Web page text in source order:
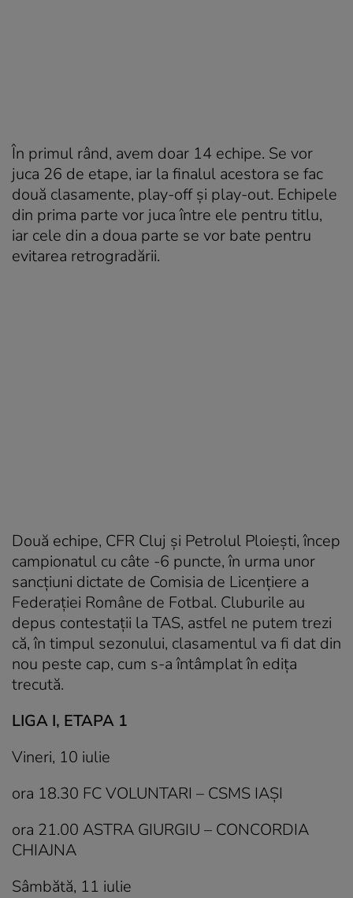
În primul rând, avem doar 14 echipe. Se vor
juca 26 de etape, iar la finalul acestora se fac
două clasamente, play-off şi play-out. Echipele
din prima parte vor juca între ele pentru titlu,
iar cele din a doua parte se vor bate pentru
evitarea retrogradării.
Două echipe, CFR Cluj şi Petrolul Ploieşti, încep
campionatul cu câte -6 puncte, în urma unor
sancţiuni dictate de Comisia de Licenţiere a
Federaţiei Române de Fotbal. Cluburile au
depus contestații la TAS, astfel ne putem trezi
că, în timpul sezonului, clasamentul va fi dat din
nou peste cap, cum s-a întâmplat în ediţa
trecută.
LIGA I, ETAPA 1
Vineri, 10 iulie
ora 18.30 FC VOLUNTARI – CSMS IAȘI
ora 21.00 ASTRA GIURGIU – CONCORDIA
CHIAJNA
Sâmbătă, 11 iulie